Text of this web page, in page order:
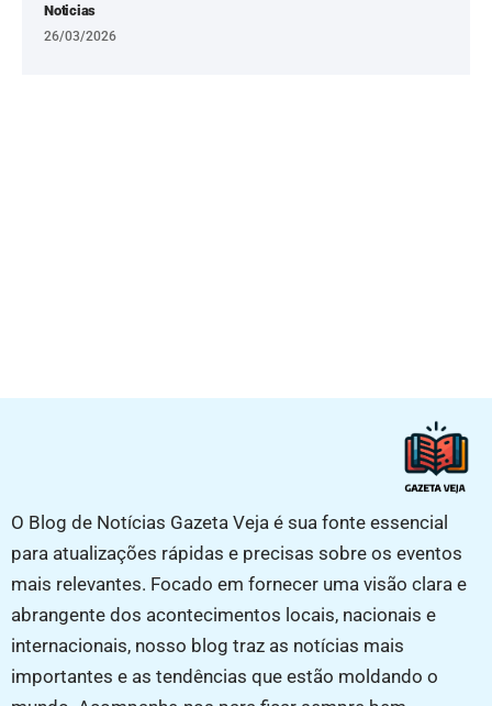
Noticias
26/03/2026
O Blog de Notícias Gazeta Veja é sua fonte essencial
para atualizações rápidas e precisas sobre os eventos
mais relevantes. Focado em fornecer uma visão clara e
abrangente dos acontecimentos locais, nacionais e
internacionais, nosso blog traz as notícias mais
importantes e as tendências que estão moldando o